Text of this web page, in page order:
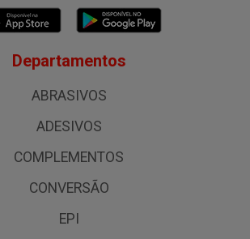
Departamentos
ABRASIVOS
ADESIVOS
COMPLEMENTOS
CONVERSÃO
EPI